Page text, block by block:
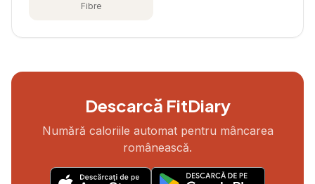
Fibre
Descarcă FitDiary
Numără caloriile automat pentru mâncarea
românească.